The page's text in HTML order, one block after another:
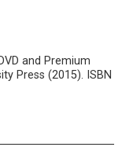
and Premium
Press (2015). ISBN